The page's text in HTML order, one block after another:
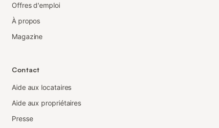
Offres d'emploi
À propos
Magazine
Contact
Aide aux locataires
Aide aux propriétaires
Presse